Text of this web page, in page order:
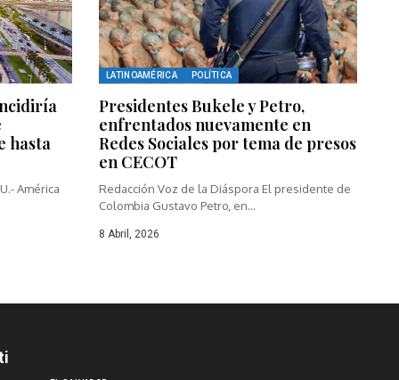
hasta
América
LATINOAMÉRICA POLÍTICA
Presidentes Bukele y Petro,
enfrentados nuevamente en
Redes Sociales por tema de presos
en CECOT
Redacción Voz de la Diáspora El presidente de
Colombia Gustavo Petro, en...
8 Abril, 2026